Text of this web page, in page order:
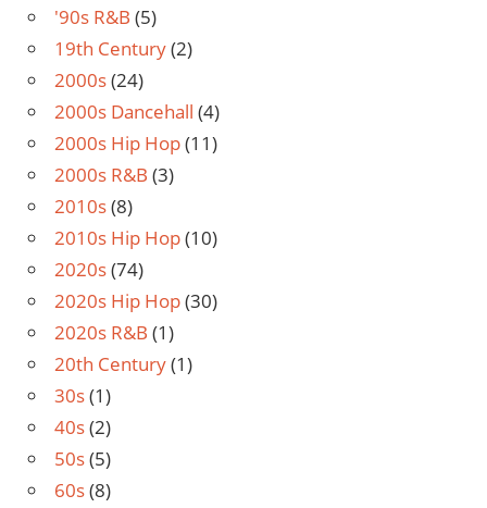
'90s R&B (5)
19th Century(2)
2000s(24)
2000s Dancehall (4)
2000s Hip Hop(11)
2000s R&B (3)
2010s(8)
2010s Hip Hop(10)
2020s(74)
2020s Hip Hop(30)
2020s R&B (1)
20th Century(1)
30s(1)
40s(2)
50s(5)
60s(8)